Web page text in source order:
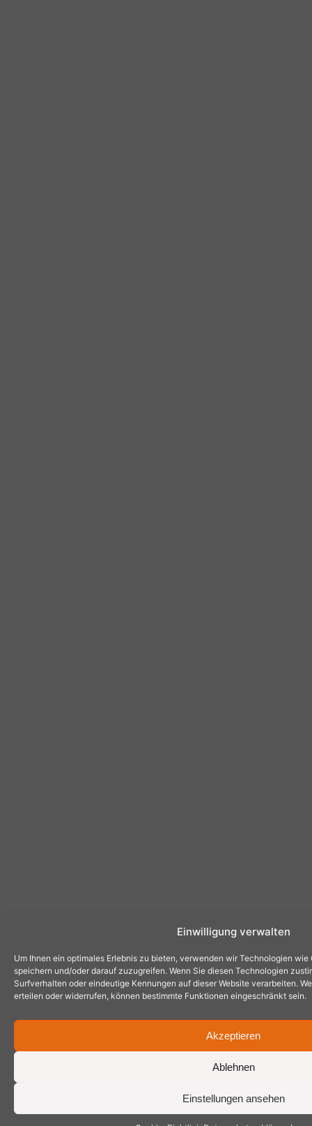
Einwilligung verwalten
Um Ihnen ein optimales Erlebnis zu bieten, verwenden wir Technologien
speichern und/oder darauf zuzugreifen. Wenn Sie diesen Technologien
Surfverhalten oder eindeutige Kennungen auf dieser Website verarbeiten.
erteilen oder widerrufen, können bestimmte Funktionen eingeschränkt sein.
Akzeptieren
Ablehnen
Einstellungen ansehen